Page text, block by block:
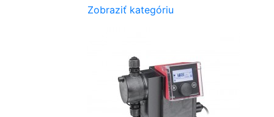
Zobraziť kategóriu